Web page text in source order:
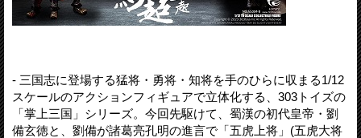
- 三国志に登場する猛将・勇将・知将を手のひらに収まる1/12
スケールのアクションフィギュアで立体化する、303トイズの
「掌上三国」シリーズ。今回先駆けて、蜀漢の初代皇帝・劉
備玄徳と、劉備が諸葛亮孔明の進言で「五虎上将」(五虎大将